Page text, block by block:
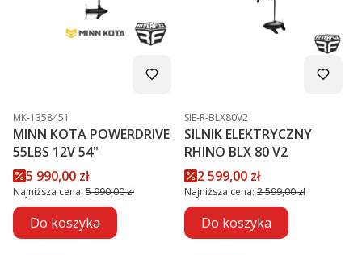
Kod produktu
MK-1358451
MINN KOTA POWERDRIVE
55LBS 12V 54"
Cena promocyjna
5 990,00 zł
Najniższa cena: 5 990,00 zł
Do koszyka
Kod produktu
SIE-R-BLX80V2
SILNIK ELEKTRYCZNY
RHINO BLX 80 V2
Cena promocyjna
2 599,00 zł
Najniższa cena: 2 599,00 zł
Do koszyka